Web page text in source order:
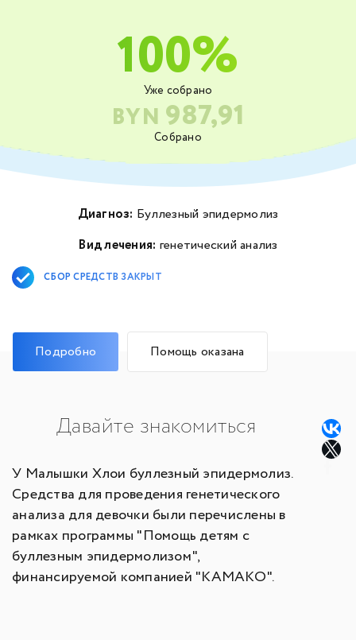
Собрано
BYN 987,91
Уже собрано
100%
Диагноз: Буллезный эпидермолиз
Вид лечения: генетический анализ
СБОР СРЕДСТВ ЗАКРЫТ
Подробно Помощь оказана
Давайте знакомиться
У Малышки Хлои буллезный эпидермолиз.
Средства для проведения генетического
анализа для девочки были перечислены в
рамках программы "Помощь детям с
буллезным эпидермолизом",
финансируемой компанией "КАМАКО".